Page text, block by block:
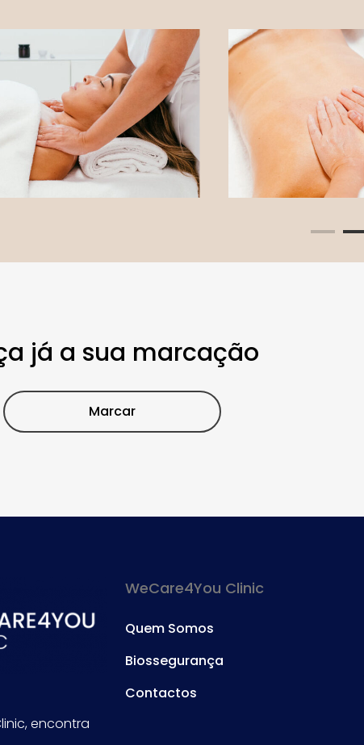
já a sua marcação
Marcar
encontra
WeCare4You Clinic
Quem Somos
Biossegurança
Contactos